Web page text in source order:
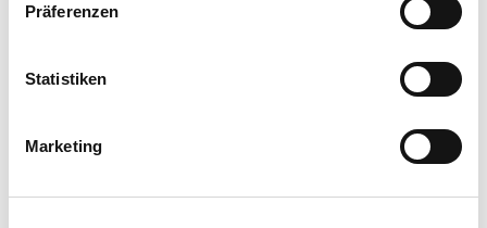
Präferenzen
Statistiken
Marketing
Details
97218 Gerbrunn
OG - Gemünden a. Main
Details
97737 Gemünden